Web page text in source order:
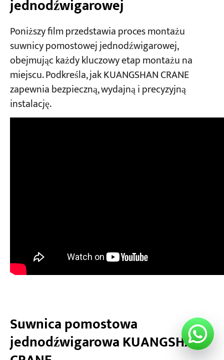
jednodźwigarowej
Poniższy film przedstawia proces montażu
suwnicy pomostowej jednodźwigarowej,
obejmując każdy kluczowy etap montażu na
miejscu. Podkreśla, jak KUANGSHAN CRANE
zapewnia bezpieczną, wydajną i precyzyjną
instalację.
Suwnica pomostowa
jednodźwigarowa KUANGSHAN